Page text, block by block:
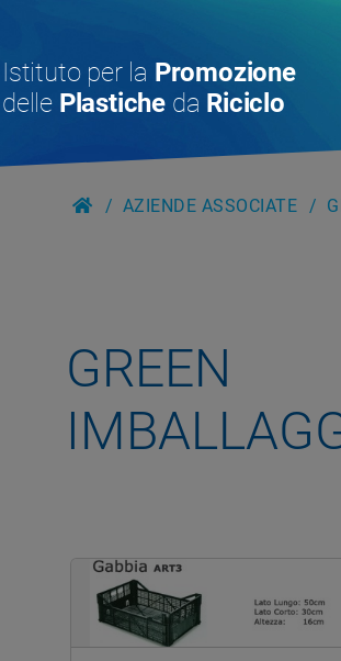
Istituto per la Promozione
delle Plastiche da Riciclo
AZIENDE ASSOCIATE
GREEN